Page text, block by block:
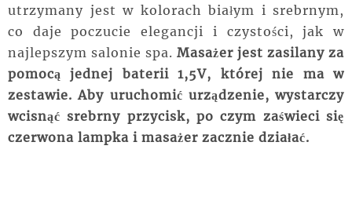
utrzymany jest w kolorach białym i srebrnym,
co daje poczucie elegancji i czystości, jak w
najlepszym salonie spa. Masażer jest zasilany za
pomocą jednej baterii 1,5V, której nie ma w
zestawie. Aby uruchomić urządzenie, wystarczy
wcisnąć srebrny przycisk, po czym zaświeci się
czerwona lampka i masażer zacznie działać.